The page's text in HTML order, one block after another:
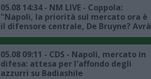
05.08 14:34 - NM LIVE - Coppola:
"Napoli, la priorità sul mercato ora è
il difensore centrale, De Bruyne? Avrà
avuto delle rassicurazioni da Allegri"
05.08 09:11 - CDS - Napoli, mercato in
difesa: attesa per l'affondo degli
azzurri su Badiashile